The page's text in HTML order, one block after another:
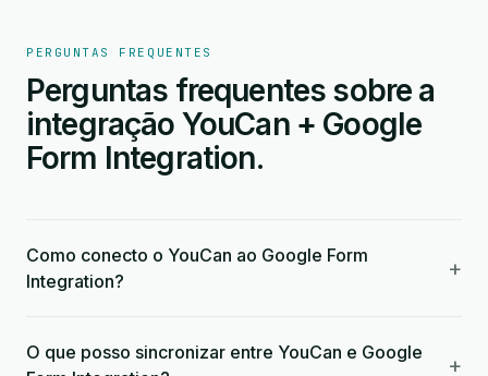
PERGUNTAS FREQUENTES
Perguntas frequentes sobre a
integração YouCan + Google
Form Integration.
Como conecto o YouCan ao Google Form
Integration?
+
O que posso sincronizar entre YouCan e Google
+